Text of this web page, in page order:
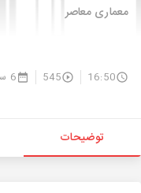
معماری معاصر
16:50
545 6 سال پیش
توضیحات